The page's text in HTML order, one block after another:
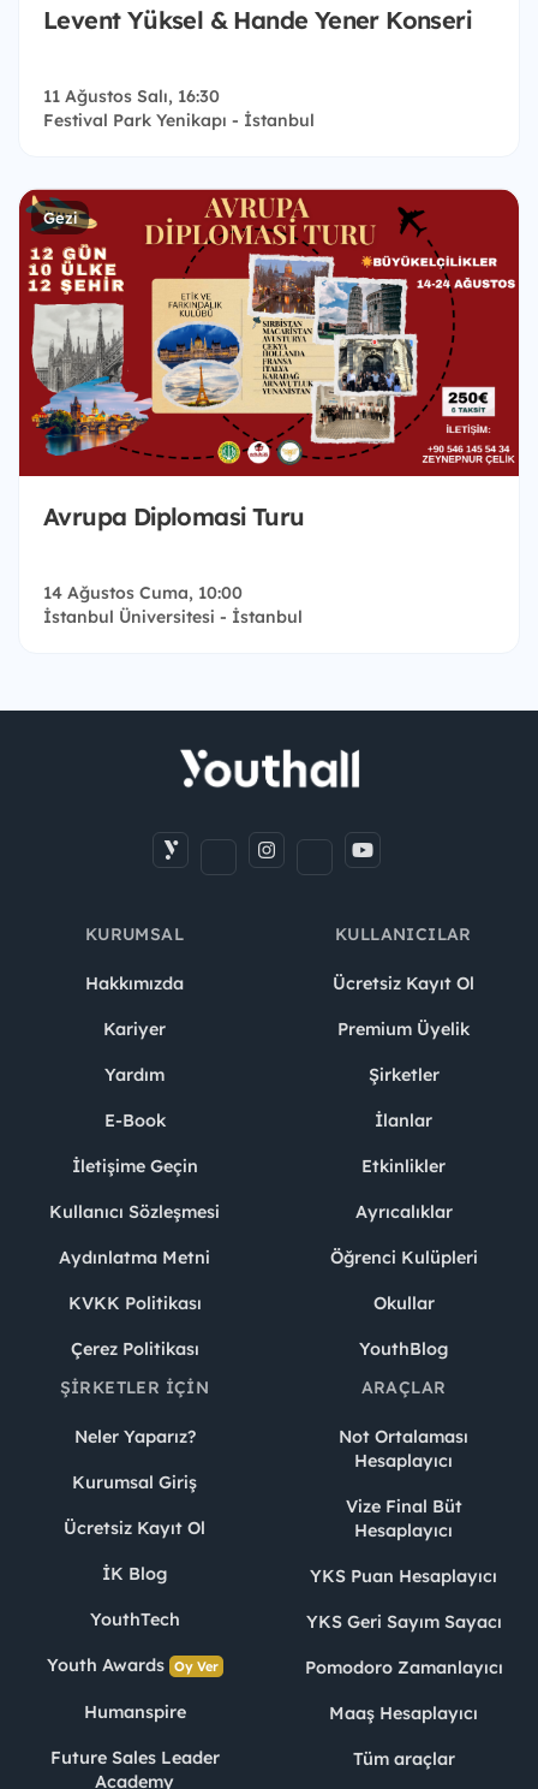
Levent Yüksel & Hande Yener Konseri
11 Ağustos Salı, 16:30
Festival Park Yenikapı - İstanbul
Gezi
Avrupa Diplomasi Turu
14 Ağustos Cuma, 10:00
İstanbul Üniversitesi - İstanbul
KURUMSAL
Hakkımızda
Kariyer
Yardım
E-Book
İletişime Geçin
Kullanıcı Sözleşmesi
Aydınlatma Metni
KVKK Politikası
Çerez Politikası
KULLANICILAR
Ücretsiz Kayıt Ol
Premium Üyelik
Şirketler
İlanlar
Etkinlikler
Ayrıcalıklar
Öğrenci Kulüpleri
Okullar
YouthBlog
ŞIRKETLER İÇIN
Neler Yaparız?
Kurumsal Giriş
Ücretsiz Kayıt Ol
İK Blog
YouthTech
Youth Awards Oy Ver
Humanspire
Future Sales Leader
Academy
ARAÇLAR
Not Ortalaması
Hesaplayıcı
Vize Final Büt
Hesaplayıcı
YKS Puan Hesaplayıcı
YKS Geri Sayım Sayacı
Pomodoro Zamanlayıcı
Maaş Hesaplayıcı
Tüm araçlar